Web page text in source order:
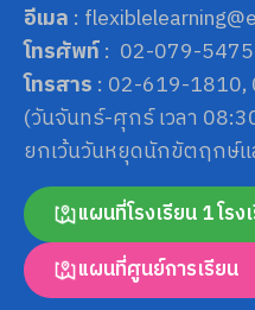
Search
อีเมล :
โทรศัพท์: 02-079-5475
โทรสาร : 02-619-
(วันจันทร์-ศุกร์ เวลา
ยกเว้นวันหยุดนักขัตฤกษ์
แผนที่โรงเรียน 1 โร
แผนที่ศูนย์การเรียน